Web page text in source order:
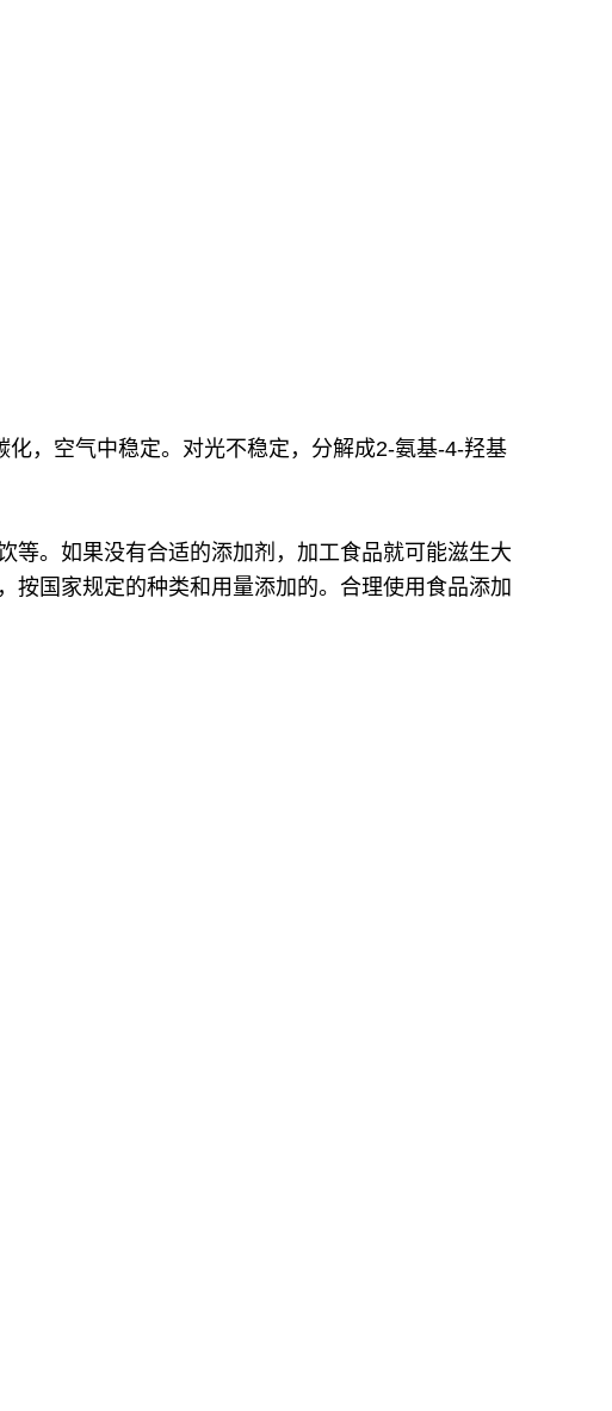
，空气中稳定。对光不稳定，分解成2-氨基-4-羟基
等。如果没有合适的添加剂，加工食品就可能滋生大
按国家规定的种类和用量添加的。合理使用食品添加